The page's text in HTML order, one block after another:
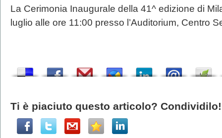
La Cerimonia Inaugurale della 41^ edizione di
luglio alle ore 11:00 presso l’Auditorium, Centro
Ti è piaciuto questo articolo? Condividilo!